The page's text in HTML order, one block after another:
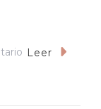
En
Leer